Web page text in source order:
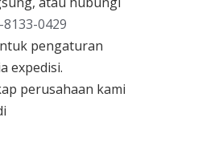
8133-0429
pengaturan
expedisi.
perusahaan kami